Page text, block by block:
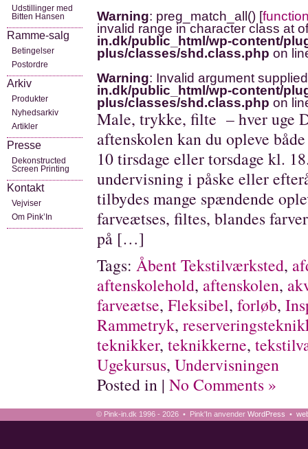
Warning: preg_match_all() [
invalid range in character class at
in.dk/public_html/wp-content/
plus/classes/shd.class.php on
Warning: Invalid argument
in.dk/public_html/wp-content/
plus/classes/shd.class.php on
Male, trykke, filte – hver uge
aftenskolen kan du opleve
10 tirsdage eller torsdage kl.
undervisning i påske eller
tilbydes mange spændende
farveætses, filtes, blandes
på […]
Tags: Åbent Tekstilværksted,
aftenskolehold, aftenskolen,
farveætse, Fleksibel, forløb,
Rammetryk,
teknikker, teknikkerne,
Ugekursus, Undervisningen
Posted in | No Comments »
Udstillinger med
Bitten Hansen
Ramme-salg
Betingelser
Postordre
Arkiv
Produkter
Nyhedsarkiv
Artikler
Presse
Dekonstructed
Screen Printing
Kontakt
Vejviser
Om Pink’In
© Pink-in.dk 1996 - 2026 • Pink'In anvender WordPress •